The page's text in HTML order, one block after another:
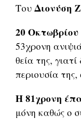
ΤουΔιονύση
20 Οκτωβρίου
53χρονη
θεία της,
περιουσία
Η 81χρονη
μόνη καθώς ο